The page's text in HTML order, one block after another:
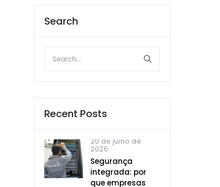
Search
Recent Posts
20 de julho de
2026
Segurança
integrada: por
que empresas